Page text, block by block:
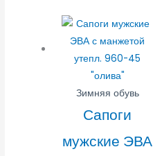
Зимняя обувь
Сапоги
мужские ЭВА